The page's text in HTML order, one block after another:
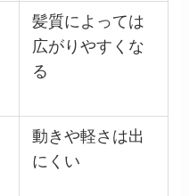
髪質によっては
広がりやすくな
る
動きや軽さは出
にくい